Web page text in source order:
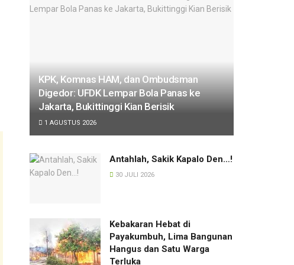
KPK, Komnas HAM, dan Ombudsman
Digedor: UFDK Lempar Bola Panas ke
Jakarta, Bukittinggi Kian Berisik
1 AGUSTUS 2026
Antahlah, Sakik Kapalo Den…!
30 JULI 2026
Kebakaran Hebat di
Payakumbuh, Lima Bangunan
Hangus dan Satu Warga
Terluka